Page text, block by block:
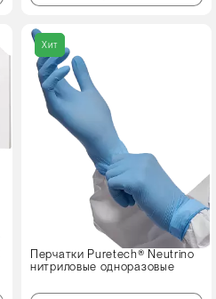
Хит
Перчатки Puretech® Neutrino
нитриловые одноразовые